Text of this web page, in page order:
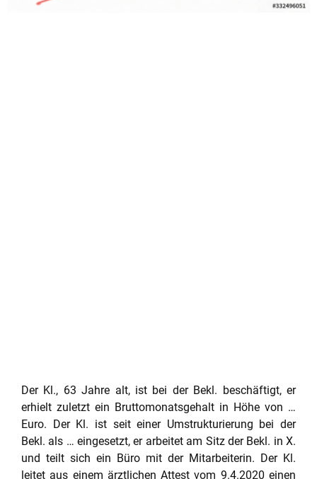
Der Kl., 63 Jahre alt, ist bei der Bekl. beschäftigt, er
erhielt zuletzt ein Bruttomonatsgehalt in Höhe von …
Euro. Der Kl. ist seit einer Umstrukturierung bei der
Bekl. als … eingesetzt, er arbeitet am Sitz der Bekl. in X.
und teilt sich ein Büro mit der Mitarbeiterin. Der Kl.
leitet aus einem ärztlichen Attest vom 9.4.2020 einen